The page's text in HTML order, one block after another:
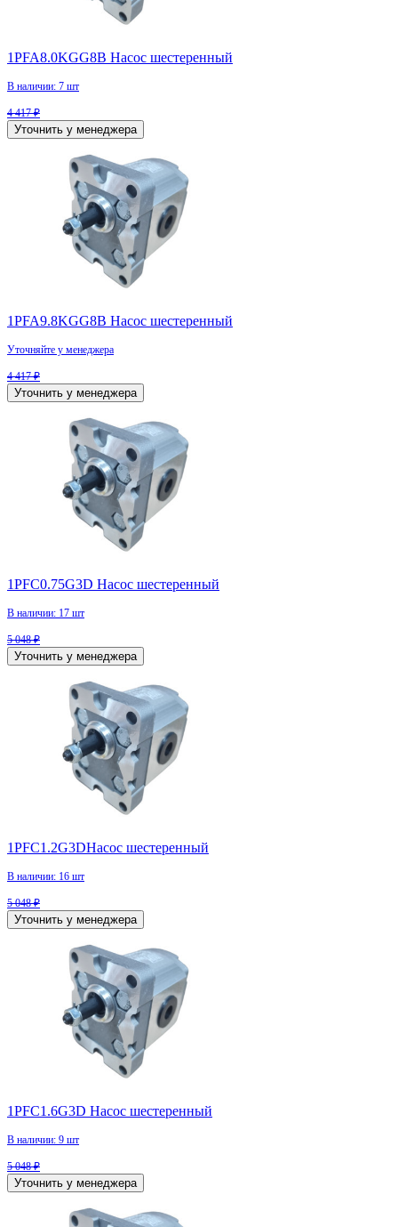
1PFA8.0KGG8B Насос шестеренный
В наличии: 7 шт
4 417 ₽
Уточнить у менеджера
1PFA9.8KGG8B Насос шестеренный
Уточняйте у менеджера
4 417 ₽
Уточнить у менеджера
1PFC0.75G3D Насос шестеренный
В наличии: 17 шт
5 048 ₽
Уточнить у менеджера
1PFC1.2G3DНасос шестеренный
В наличии: 16 шт
5 048 ₽
Уточнить у менеджера
1PFC1.6G3D Насос шестеренный
В наличии: 9 шт
5 048 ₽
Уточнить у менеджера